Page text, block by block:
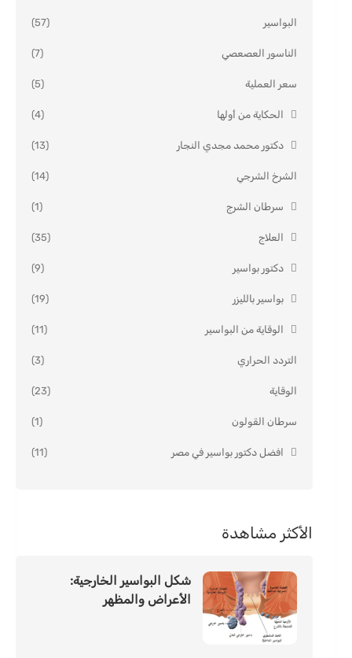
البواسير (57)
الناسور العصعصي (7)
سعر العملية (5)
الحكاية من أولها (4)
دكتور محمد مجدي النجار (13)
الشرخ الشرجي (14)
سرطان الشرج (1)
العلاج (35)
دكتور بواسير (9)
بواسير بالليزر (19)
الوقاية من البواسير (11)
التردد الحراري (3)
الوقاية (23)
سرطان القولون (1)
افضل دكتور بواسير في مصر (11)
الأكثر مشاهدة
شكل البواسير الخارجية:
الأعراض والمظهر